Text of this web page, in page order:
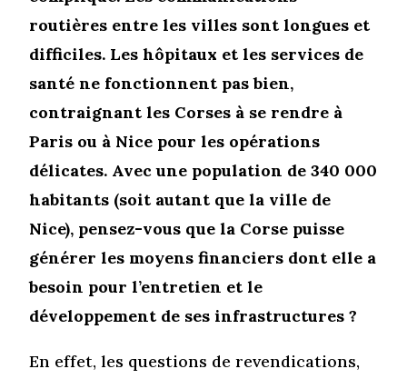
routières entre les villes sont longues et
difficiles. Les hôpitaux et les services de
santé ne fonctionnent pas bien,
contraignant les Corses à se rendre à
Paris ou à Nice pour les opérations
délicates. Avec une population de 340 000
habitants (soit autant que la ville de
Nice), pensez-vous que la Corse puisse
générer les moyens financiers dont elle a
besoin pour l’entretien et le
développement de ses infrastructures ?
En effet, les questions de revendications,